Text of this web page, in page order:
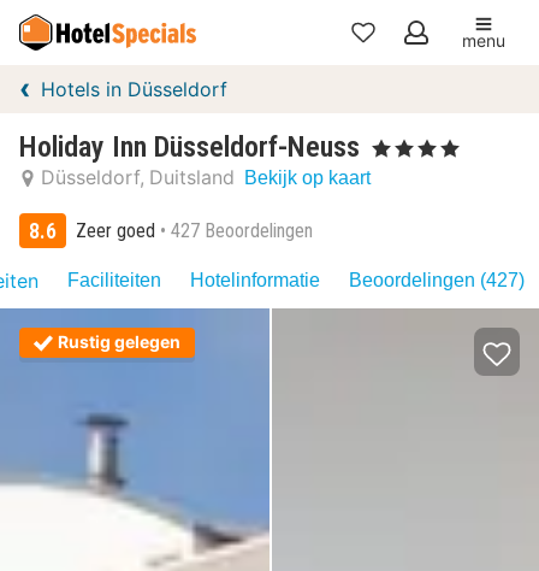
Mijn
menu
Hotels in Düsseldorf
Holiday Inn Düsseldorf-Neuss , 4 Sterren
Düsseldorf Duitsland Bekijk op kaart
8.6 Zeer goed 427 Beoordelingen
Faciliteiten Hotelinformatie Beoordelingen (427)
Rustig gelegen